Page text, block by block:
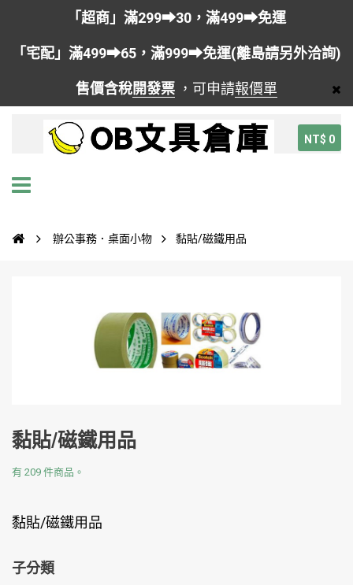
「超商」滿299➡30，滿499➡免運
「宅配」滿499➡65，滿999➡免運(離島請另外洽詢)
售價含稅開發票 ，可申請報價單
NT$ 0
辦公事務．桌面小物 黏貼/磁鐵用品
黏貼/磁鐵用品
有 209 件商品。
黏貼/磁鐵用品
子分類